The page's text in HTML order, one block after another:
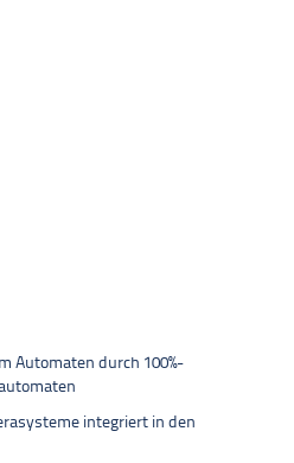
Automaten durch 100%-
integriert in den